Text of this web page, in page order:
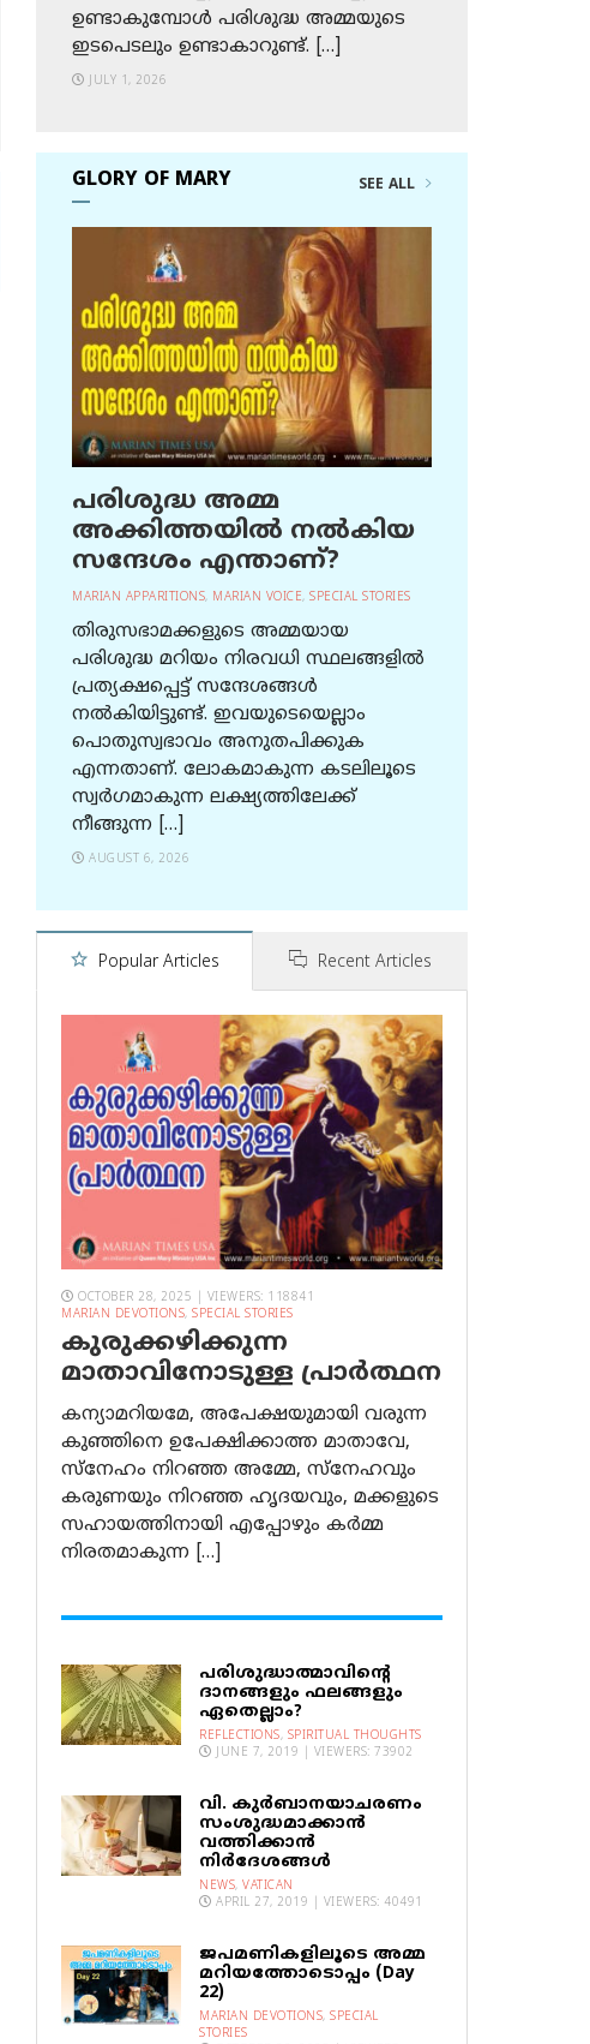
ഉണ്ടാകുമ്പോള്‍ പരിശുദ്ധ അമ്മയുടെ
ഇടപെടലും ഉണ്ടാകാറുണ്ട്. […]
JULY 1, 2026
GLORY OF MARY SEE ALL
പരിശുദ്ധ അമ്മ
അക്കിത്തയില്‍ നല്‍കിയ
സന്ദേശം എന്താണ്?
MARIAN APPARITIONS, MARIAN VOICE, SPECIAL STORIES
തിരുസഭാമക്കളുടെ അമ്മയായ
പരിശുദ്ധ മറിയം നിരവധി സ്ഥലങ്ങളിൽ
പ്രത്യക്ഷപ്പെട്ട് സന്ദേശങ്ങൾ
നൽകിയിട്ടുണ്ട്. ഇവയുടെയെല്ലാം
പൊതുസ്വഭാവം അനുതപിക്കുക
എന്നതാണ്. ലോകമാകുന്ന കടലിലൂടെ
സ്വർഗമാകുന്ന ലക്ഷ്യത്തിലേക്ക്
നീങ്ങുന്ന […]
AUGUST 6, 2026
Popular Articles Recent Articles
OCTOBER 28, 2025 | VIEWERS: 118841
MARIAN DEVOTIONS, SPECIAL STORIES
കുരുക്കഴിക്കുന്ന
മാതാവിനോടുള്ള പ്രാര്‍ത്ഥന
കന്യാമറിയമേ, അപേക്ഷയുമായി വരുന്ന
കുഞ്ഞിനെ ഉപേക്ഷിക്കാത്ത മാതാവേ,
സ്നേഹം നിറഞ്ഞ അമ്മേ, സ്നേഹവും
കരുണയും നിറഞ്ഞ ഹൃദയവും, മക്കളുടെ
സഹായത്തിനായി എപ്പോഴും കർമ്മ
നിരതമാകുന്ന […]
പരിശുദ്ധാത്മാവിന്റെ
ദാനങ്ങളും ഫലങ്ങളും
ഏതെല്ലാം?
REFLECTIONS, SPIRITUAL THOUGHTS
JUNE 7, 2019 | VIEWERS: 73902
വി. കുര്‍ബാനയാചരണം
സംശുദ്ധമാക്കാന്‍
വത്തിക്കാന്‍
നിര്‍ദേശങ്ങള്‍
NEWS, VATICAN
APRIL 27, 2019 | VIEWERS: 40491
ജപമണികളിലൂടെ അമ്മ
മറിയത്തോടൊപ്പം (Day
22)
MARIAN DEVOTIONS, SPECIAL
STORIES